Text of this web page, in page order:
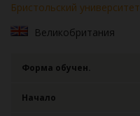
Бристольский университет
Великобритания
Форма обучен.
Начало